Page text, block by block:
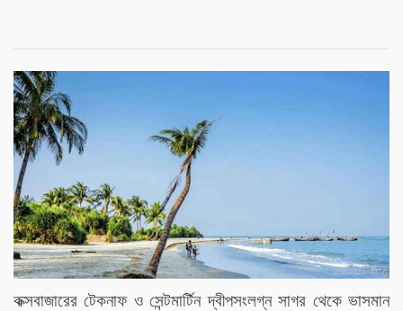
কক্সবাজারের টেকনাফ ও সেন্টমার্টিন দ্বীপসংলগ্ন সাগর থেকে ভাসমান